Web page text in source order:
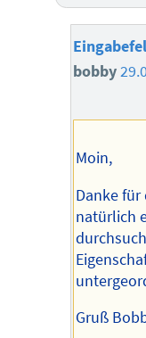
bobby
Moin,
Danke
natürlich
Gruß